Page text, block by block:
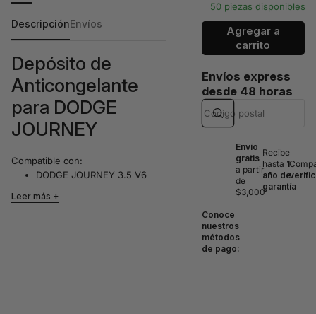
DescripciónEnvíos
Depósito de
Anticongelante
para DODGE
JOURNEY
Compatible con:
DODGE JOURNEY 3.5 V6
DODGE JOURNEY 3.6 V6
Leer más
50 piezas disponibles
Agregar a
carrito
Envíos express
desde 48 horas
Envío
gratis
a partir
de
$3,000
Recibe
hasta 1
año de
garantía
Conoce
nuestros
métodos
de pago: